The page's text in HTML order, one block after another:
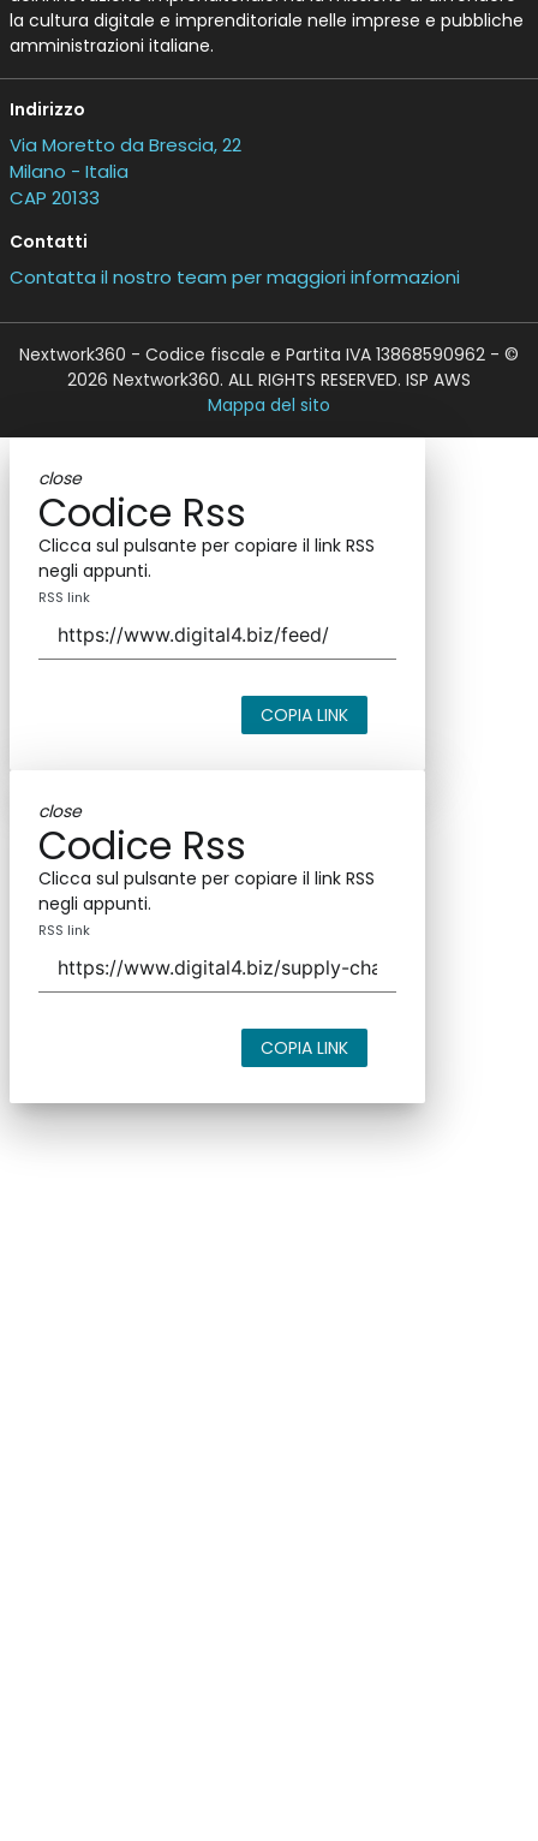
la cultura digitale e imprenditoriale nelle imprese e pubbliche
amministrazioni italiane.
Indirizzo
Via Moretto da Brescia, 22
Milano - Italia
CAP 20133
Contatti
Contatta il nostro team per maggiori informazioni
Nextwork360 - Codice fiscale e Partita IVA 13868590962 - ©
2026 Nextwork360. ALL RIGHTS RESERVED. ISP AWS
Mappa del sito
close
Codice Rss
Clicca sul pulsante per copiare il link RSS
negli appunti.
RSS link
COPIA LINK
close
Codice Rss
Clicca sul pulsante per copiare il link RSS
negli appunti.
RSS link
COPIA LINK